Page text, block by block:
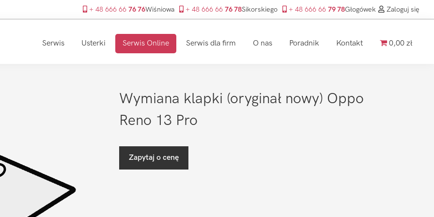
+ 48 666 66 76 76Wiśniowa + 48 666 66 76 78Sikorskiego + 48 666 66 79 78Głogówek Zaloguj się
Serwis Usterki Serwis Online Serwis dla firm O nas Poradnik Kontakt 0,00 zł
Wymiana klapki (oryginał nowy) Oppo
Reno 13 Pro
Zapytaj o cenę